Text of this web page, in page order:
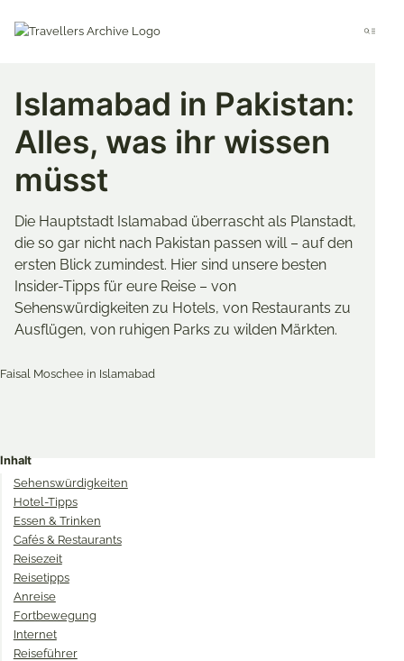
Menu
Islamabad in Pakistan:
Alles, was ihr wissen
müsst
Die Hauptstadt Islamabad überrascht als Planstadt,
die so gar nicht nach Pakistan passen will – auf den
ersten Blick zumindest. Hier sind unsere besten
Insider-Tipps für eure Reise – von
Sehenswürdigkeiten zu Hotels, von Restaurants zu
Ausflügen, von ruhigen Parks zu wilden Märkten.
Twitter
Inhalt
Sehenswürdigkeiten
Hotel-Tipps
Essen & Trinken
Cafés & Restaurants
Reisezeit
Reisetipps
Anreise
Fortbewegung
Internet
Reiseführer